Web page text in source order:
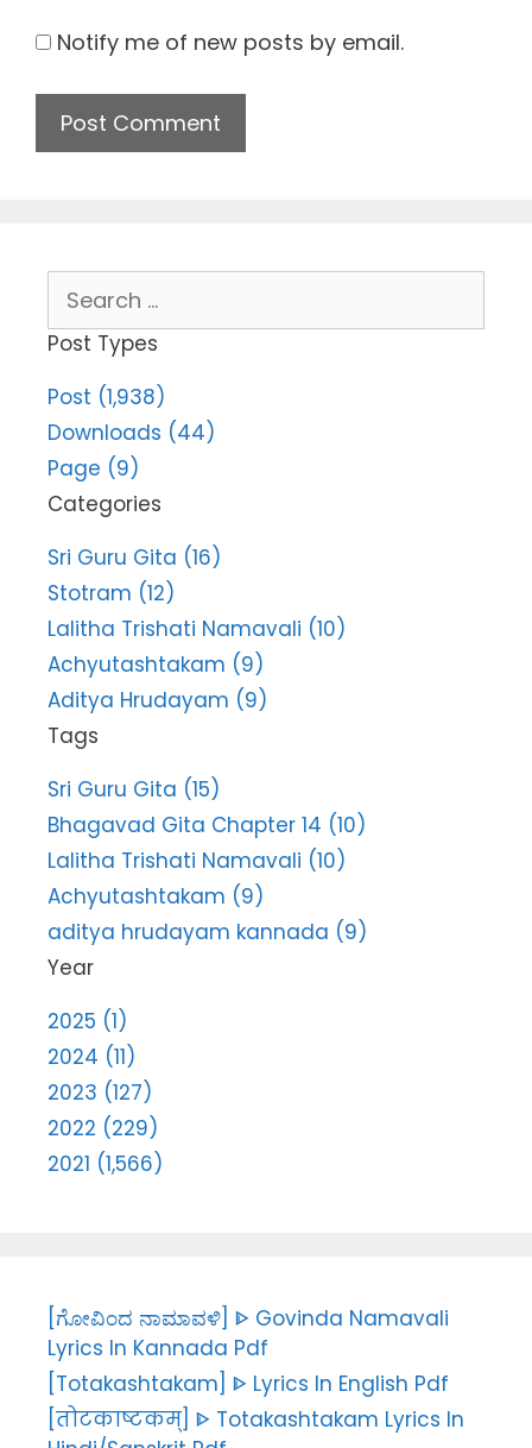
Notify me of new posts by email.
for:
Post Types
Post (1,938)
Downloads (44)
Page (9)
Categories
Sri Guru Gita (16)
Stotram (12)
Lalitha Trishati Namavali (10)
Achyutashtakam (9)
Aditya Hrudayam (9)
Tags
Sri Guru Gita (15)
Bhagavad Gita Chapter 14 (10)
Lalitha Trishati Namavali (10)
Achyutashtakam (9)
aditya hrudayam kannada (9)
Year
2025 (1)
2024 (11)
2023 (127)
2022 (229)
2021 (1,566)
[ಗೋವಿಂದ ನಾಮಾವಳಿ] ᐈ Govinda Namavali
Lyrics In Kannada Pdf
[Totakashtakam] ᐈ Lyrics In English Pdf
[तोटकाष्टकम्] ᐈ Totakashtakam Lyrics In